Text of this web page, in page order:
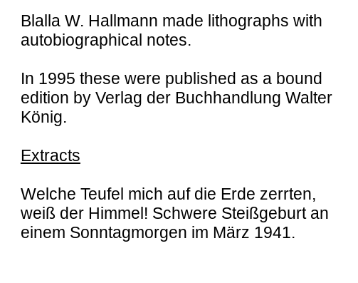
Blalla W. Hallmann made lithographs with
autobiographical notes.
In 1995 these were published as a bound
edition by Verlag der Buchhandlung Walter
König.
Extracts
Welche Teufel mich auf die Erde zerrten,
weiß der Himmel! Schwere Steißgeburt an
einem Sonntagmorgen im März 1941.